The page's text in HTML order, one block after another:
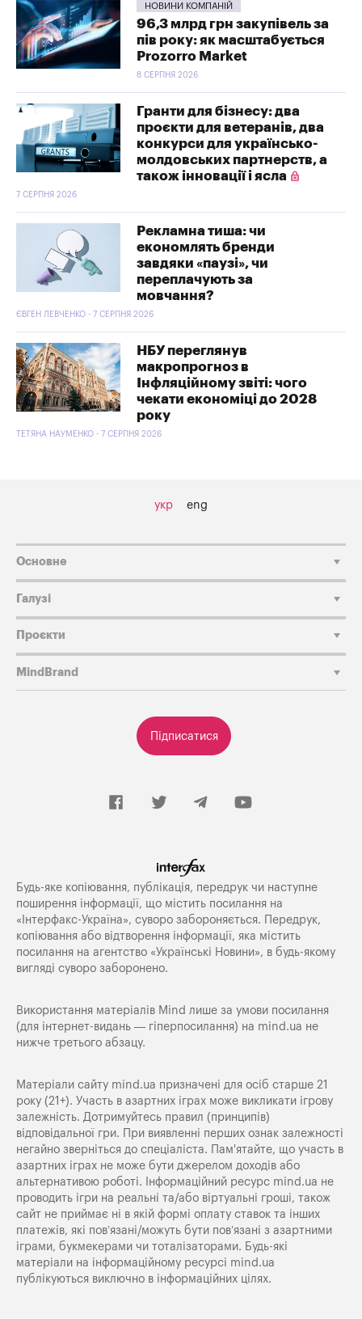
НОВИНИ КОМПАНІЙ
96,3 млрд грн закупівель за
пів року: як масштабується
Prozorro Market
8 СЕРПНЯ 2026
Гранти для бізнесу: два
проєкти для ветеранів, два
конкурси для українсько-
молдовських партнерств, а
також інновації і ясла
7 СЕРПНЯ 2026
Рекламна тиша: чи
економлять бренди
завдяки «паузі», чи
переплачують за
мовчання?
ЄВГЕН ЛЕВЧЕНКО - 7 СЕРПНЯ 2026
НБУ переглянув
макропрогноз в
Інфляційному звіті: чого
чекати економіці до 2028
року
ТЕТЯНА НАУМЕНКО - 7 СЕРПНЯ 2026
укр eng
Підписатися
Основне
Галузі
Проєкти
MindBrand
Будь-яке копiювання, публiкацiя, передрук чи наступне
поширення iнформацiї, що мiстить посилання на
«Iнтерфакс-Україна», суворо забороняється. Передрук,
копіювання або відтворення інформації, яка містить
посилання на агентство «Українські Новини», в будь-якому
вигляді суворо заборонено.
Використання матеріалів Mind лише за умови посилання
(для інтернет-видань — гіперпосилання) на mind.ua не
нижче третього абзацу.
Матеріали сайту mind.ua призначені для осіб старше 21
року (21+). Участь в азартних іграх може викликати ігрову
залежність. Дотримуйтесь правил (принципів)
відповідальної гри. При виявленні перших ознак залежності
негайно зверніться до спеціаліста. Пам'ятайте, що участь в
азартних іграх не може бути джерелом доходів або
альтернативою роботі. Інформаційний ресурс mind.ua не
проводить ігри на реальні та/або віртуальні гроші, також
сайт не приймає ні в якій формі оплату ставок та інших
платежів, які пов’язані/можуть бути пов’язані з азартними
іграми, букмекерами чи тоталізаторами. Будь-які
матеріали на інформаційному ресурсі mind.ua
публікуються виключно в інформаційних цілях.